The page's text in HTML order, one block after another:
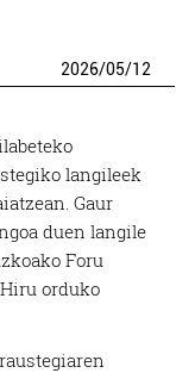
2026/05/12
langileek
Gaur
duen langile
Foru
orduko